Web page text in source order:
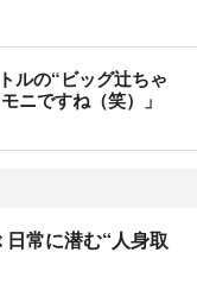
ルの“ビッグ辻ちゃ
ニですね（笑）」
常に潜む“人身取